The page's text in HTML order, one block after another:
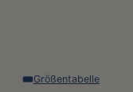
Größentabelle